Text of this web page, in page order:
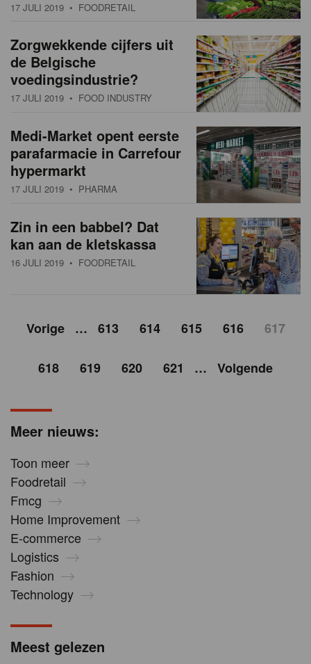
Meer nieuws:
Toon meer
Foodretail
Fmcg
Home Improvement
E-commerce
Logistics
Fashion
Technology
17 JULI 2019 • FOODRETAIL
Zorgwekkende cijfers uit
de Belgische
voedingsindustrie?
17 JULI 2019 • FOOD INDUSTRY
Medi-Market opent eerste
parafarmacie in Carrefour
hypermarkt
17 JULI 2019 • PHARMA
Zin in een babbel? Dat
kan aan de kletskassa
16 JULI 2019 • FOODRETAIL
Vorige … 613 614 615 616 617
618 619 620 621 … Volgende
Meest gelezen